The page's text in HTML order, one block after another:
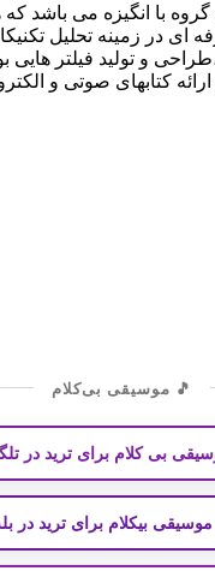
با انگیزه می باشد که
ای در زمینه تحلیل
و تولید فیلتر هایی
کتابهای صوتی و
🎵 موسیقی بی‌کلام
بی کلام برای ترید در
موسیقی بیکلام برای ترید در